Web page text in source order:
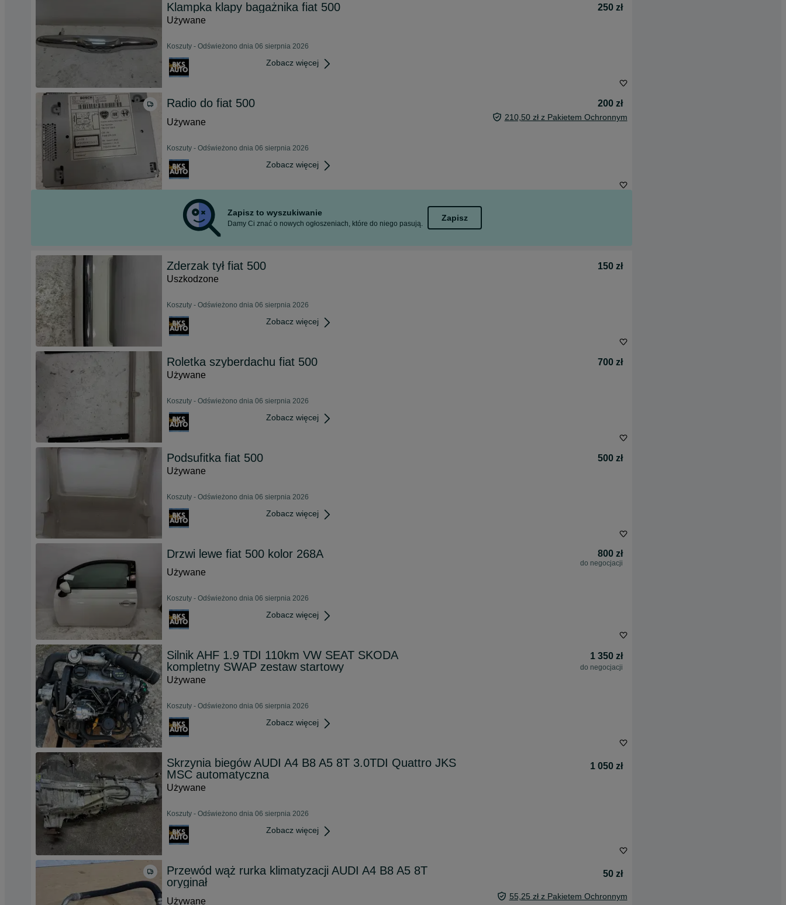
Klampka klapy bagażnika fiat 500
250 zł
Używane
Koszuty - Odświeżono dnia 06 sierpnia 2026
Zobacz więcej
Radio do fiat 500
200 zł
Używane
210,50 zł z Pakietem Ochronnym
Koszuty - Odświeżono dnia 06 sierpnia 2026
Zobacz więcej
Zapisz to wyszukiwanie
Damy Ci znać o nowych ogłoszeniach, które do niego pasują.
Zapisz
Zderzak tył fiat 500
150 zł
Uszkodzone
Koszuty - Odświeżono dnia 06 sierpnia 2026
Zobacz więcej
Roletka szyberdachu fiat 500
700 zł
Używane
Koszuty - Odświeżono dnia 06 sierpnia 2026
Zobacz więcej
Podsufitka fiat 500
500 zł
Używane
Koszuty - Odświeżono dnia 06 sierpnia 2026
Zobacz więcej
Drzwi lewe fiat 500 kolor 268A 800 zł
do negocjacji
Używane
Koszuty - Odświeżono dnia 06 sierpnia 2026
Zobacz więcej
Silnik AHF 1.9 TDI 110km VW SEAT SKODA
kompletny SWAP zestaw startowy
1 350 zł
do negocjacji
Używane
Koszuty - Odświeżono dnia 06 sierpnia 2026
Zobacz więcej
Skrzynia biegów AUDI A4 B8 A5 8T 3.0TDI Quattro JKS
MSC automatyczna
1 050 zł
Używane
Koszuty - Odświeżono dnia 06 sierpnia 2026
Zobacz więcej
Przewód wąż rurka klimatyzacji AUDI A4 B8 A5 8T
oryginał
50 zł
Używane 55,25 zł z Pakietem Ochronnym